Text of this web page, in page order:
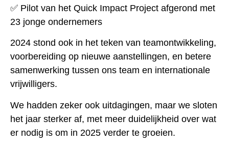
✅ Pilot van het Quick Impact Project afgerond met
23 jonge ondernemers
2024 stond ook in het teken van teamontwikkeling,
voorbereiding op nieuwe aanstellingen, en betere
samenwerking tussen ons team en internationale
vrijwilligers.
We hadden zeker ook uitdagingen, maar we sloten
het jaar sterker af, met meer duidelijkheid over wat
er nodig is om in 2025 verder te groeien.